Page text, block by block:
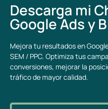
Descarga mi
Google Ads y
Mejora tu resultados en
SEM / PPC. Optimiza tus
conversiones, mejorar la
tráfico de mayor calidad.